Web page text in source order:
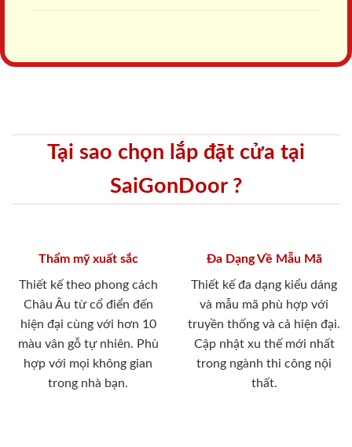
Tại sao chọn lắp đặt cửa tại
SaiGonDoor ?
Thẩm mỹ xuất sắc
Thiết kế theo phong cách
Châu Âu từ cổ điển đến
hiện đại cùng với hơn 10
màu vân gỗ tự nhiên. Phù
hợp với mọi không gian
trong nhà bạn.
Đa Dạng Về Mẫu Mã
Thiết kế đa dạng kiểu dáng
và mẫu mã phù hợp với
truyền thống và cả hiện đại.
Cập nhật xu thế mới nhất
trong ngành thi công nội
thất.